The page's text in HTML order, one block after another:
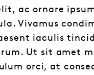
ac ornare
Vivamus
iaculis
Ut sit amet
orci, at